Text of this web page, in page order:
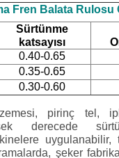
Fren Balata Rulosu
Sürtünme
katsayısı
0.40-0.65
0.35-0.65
0.30-0.60
pirinç tel,
derecede
uygulanabilir,
şeker